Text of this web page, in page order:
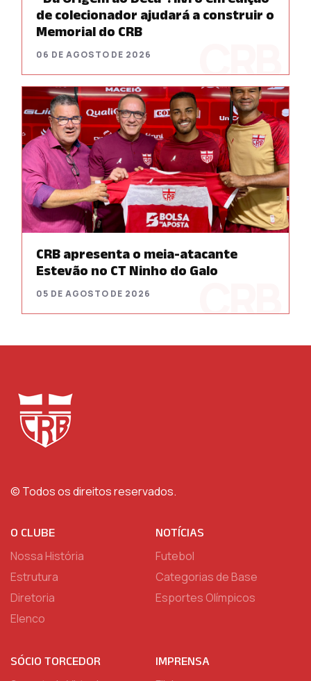
de colecionador ajudará a construir o
Memorial do CRB
06 DE AGOSTO DE 2026
CRB apresenta o meia-atacante
Estevão no CT Ninho do Galo
05 DE AGOSTO DE 2026
© Todos os direitos reservados.
O CLUBE
Nossa História
Estrutura
Diretoria
Elenco
NOTÍCIAS
Futebol
Categorias de Base
Esportes Olímpicos
SÓCIO TORCEDOR IMPRENSA